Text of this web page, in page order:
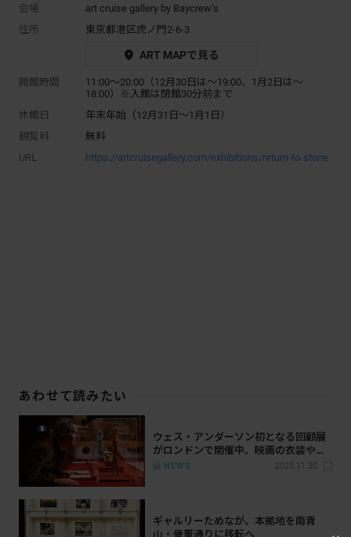
会場
art cruise gallery by Baycrew’s
住所
東京都港区虎ノ門2-6-3
ART MAPで見る
開館時間
11:00～20:00（12月30日は〜19:00、1月2日は〜
18:00）※入館は閉館30分前まで
休館日
年末年始（12月31日〜1月1日）
観覧料
無料
URL
https://artcruisegallery.com/exhibitions/return-to-stone
あわせて読みたい
ウェス・アンダーソン初となる回顧展
がロンドンで開催中。映画の衣装や小
道具が一堂に
NEWS 2025.11.30
ギャルリーためなが、本拠地を南青
山・骨董通りに移転へ